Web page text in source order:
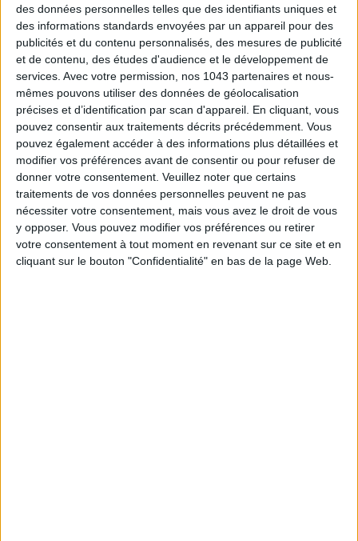
des données personnelles telles que des identifiants uniques et
des informations standards envoyées par un appareil pour des
publicités et du contenu personnalisés, des mesures de publicité
et de contenu, des études d'audience et le développement de
services. Avec votre permission, nos 1043 partenaires et nous-
mêmes pouvons utiliser des données de géolocalisation
précises et d’identification par scan d'appareil. En cliquant, vous
pouvez consentir aux traitements décrits précédemment. Vous
pouvez également accéder à des informations plus détaillées et
modifier vos préférences avant de consentir ou pour refuser de
donner votre consentement. Veuillez noter que certains
traitements de vos données personnelles peuvent ne pas
nécessiter votre consentement, mais vous avez le droit de vous
y opposer. Vous pouvez modifier vos préférences ou retirer
votre consentement à tout moment en revenant sur ce site et en
cliquant sur le bouton "Confidentialité" en bas de la page Web.
SPF 50 SUNSCREENS YOU'LL ACTUALLY WANT TO SLATHER ON